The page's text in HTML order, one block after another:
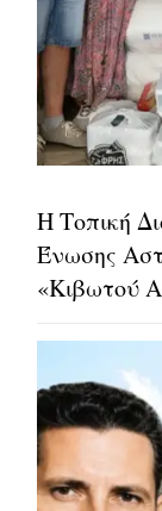
Η Τοπική
Ένωσης
«Κιβωτού